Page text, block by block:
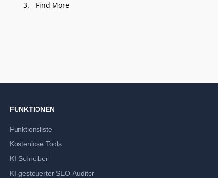
Find More
FUNKTIONEN
Funktionsliste
Kostenlose Tools
KI-Schreiber
KI-gesteuerter SEO-Auditor